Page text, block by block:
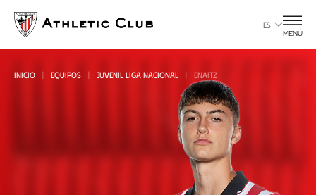
contenido
principal
ES
MENÚ
INICIO EQUIPOS JUVENIL LIGA NACIONAL ENAITZ